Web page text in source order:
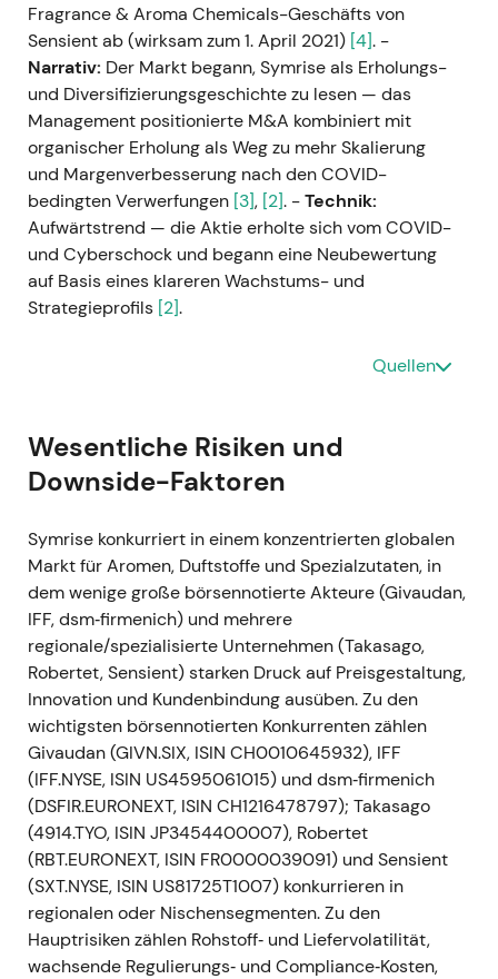
Fragrance & Aroma Chemicals-Geschäfts von
Sensient ab (wirksam zum 1. April 2021) [4]. -
Narrativ: Der Markt begann, Symrise als Erholungs-
und Diversifizierungsgeschichte zu lesen — das
Management positionierte M&A kombiniert mit
organischer Erholung als Weg zu mehr Skalierung
und Margenverbesserung nach den COVID-
bedingten Verwerfungen [3], [2]. -Technik:
Aufwärtstrend — die Aktie erholte sich vom COVID-
und Cyberschock und begann eine Neubewertung
auf Basis eines klareren Wachstums- und
Strategieprofils [2].
20. Sep 2021 — Aufnahme in den DAX
September 2021 in den deutschen DAX-Index
aufgenommen[23],[24].
von Symrise deutlich an, steigerte die
Nachfrage passiver und indexgebundener
Investoren und erhöhte die internationale
Sichtbarkeit; sie wurde als Anerkennung der
Wachstums- und Skalierungsstrategie im
Large-Cap-Segment wahrgenommen
[25]
Technik: Ausbruch mit Bewertungsexpansion
rund um das Indexereignis, höhere Liquidität
und gestiegene Handelsvolumina.
22. Dez 2021 — Bolt-on-Akquisition
Giraffe Foods
Ereignis:Symrise schloss am 22. Dezember
2021 die Übernahme von Giraffe Foods
(Saucen, Dressings, Getränke) ab, um das
Taste-&-Nutrition-Portfolio zu stärken[4].
Narrativ:Die Transaktion wurde als kleiner,
Quellen
Wesentliche Risiken und
Downside-Faktoren
Symrise konkurriert in einem konzentrierten globalen
Markt für Aromen, Duftstoffe und Spezialzutaten, in
dem wenige große börsennotierte Akteure (Givaudan,
IFF, dsm‑firmenich) und mehrere
regionale/spezialisierte Unternehmen (Takasago,
Robertet, Sensient) starken Druck auf Preisgestaltung,
Innovation und Kundenbindung ausüben. Zu den
wichtigsten börsennotierten Konkurrenten zählen
Givaudan (GIVN.SIX, ISIN CH0010645932), IFF
(IFF.NYSE, ISIN US4595061015) und dsm‑firmenich
(DSFIR.EURONEXT, ISIN CH1216478797); Takasago
(4914.TYO, ISIN JP3454400007), Robertet
(RBT.EURONEXT, ISIN FR0000039091) und Sensient
(SXT.NYSE, ISIN US81725T1007) konkurrieren in
regionalen oder Nischensegmenten. Zu den
Hauptrisiken zählen Rohstoff‑ und Liefervolatilität,
wachsende Regulierungs‑ und Compliance‑Kosten,